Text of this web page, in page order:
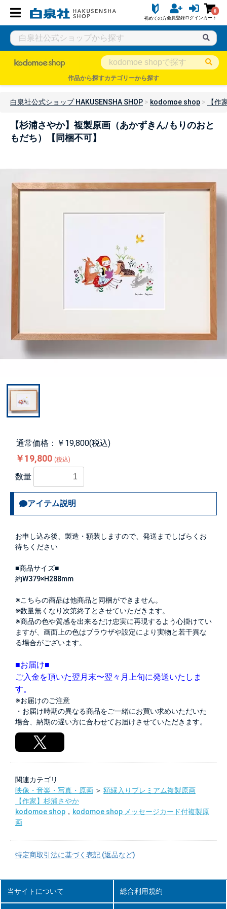
初めての方会員登録ログイン
0
カート
作品から探すカテゴリーから探す
白泉社公式ショップ HAKUSENSHA SHOP kodomoe shop 【作
【杉浦さやか】複製原画（あかずきん/もりのおと
もだち）【同梱不可】
通常価格：￥19,800(税込)
￥19,800 (税込)
数量
アイテム説明
お申し込み後、製造・額装しますので、発送までしばらくお
待ちください
■商品サイズ■
約W379×H288mm
※こちらの商品は他商品と同梱ができません。
※数量無くなり次第終了とさせていただきます。
※商品の色や質感を出来るだけ忠実に再現するよう心掛けてい
ますが、画面上の色はブラウザや設定により実物と若干異な
る場合がございます。
■お届け■
ご入金を頂いた翌月末〜翌々月上旬に発送いたしま
す。
※お届けのご注意
・お届け時期の異なる商品をご一緒にお買い求めいただいた
場合、納期の遅い方に合わせてお届けさせていただきます。
関連カテゴリ
映像・音楽・写真・原画 ＞ 額縁入りプレミアム複製原画
【作家】杉浦さやか
kodomoe shop ， kodomoe shop メッセージカード付複製原
画
特定商取引法に基づく表記 (返品など)
当サイトについて 総合利用規約